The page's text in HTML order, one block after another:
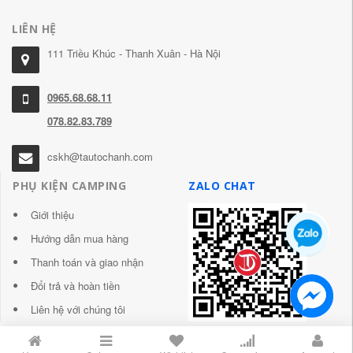
LIÊN HỆ
111 Triều Khúc - Thanh Xuân - Hà Nội
0965.68.68.11
078.82.83.789
cskh@tautochanh.com
PHỤ KIỆN CAMPING
Giới thiệu
Hướng dẫn mua hàng
Thanh toán và giao nhận
Đổi trả và hoàn tiền
Liên hệ với chúng tôi
ZALO CHAT